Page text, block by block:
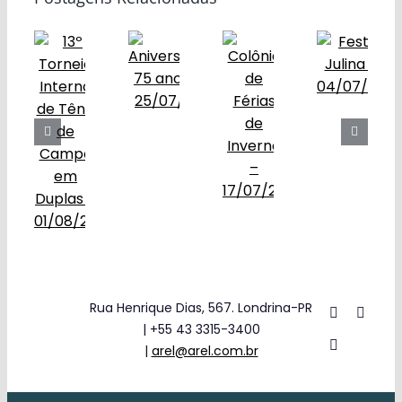
Obras
Contato
Rua Henrique Dias, 567. Londrina-PR
| +55 43 3315-3400
| arel@arel.com.br